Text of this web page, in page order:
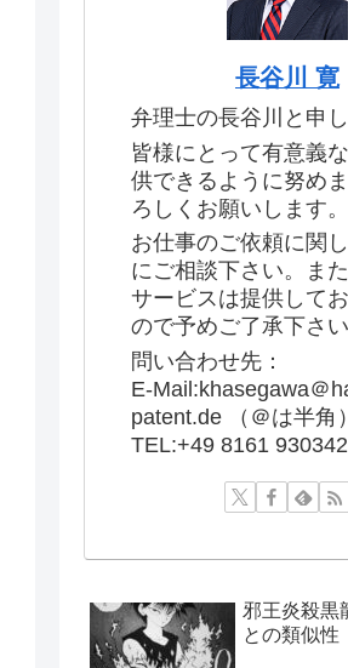
長谷川 寛
弁理士の長谷川と申し
皆様にとって有意義
供できるように努め
ろしくお願いします。
お仕事のご依頼に関
にご相談下さい。ま
サービスは提供して
ので予めご了承下さい
問い合わせ先：
E-Mail:khasegawa＠
patent.de （＠は半角）
TEL:+49 8161 930342
邪王炎殺黒
との類似性